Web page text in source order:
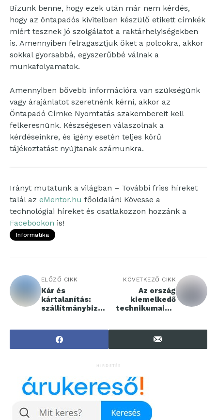
Bízunk benne, hogy ezek után már nem kérdés,
hogy az öntapadós kivitelben készülő etikett címkék
miért tesznek jó szolgálatot a raktárhelyiségekben
is. Amennyiben felragasztjuk őket a polcokra, akkor
sokkal gyorsabbá, egyszerűbbé válnak a
munkafolyamatok.
Amennyiben bővebb információra van szükségünk
vagy árajánlatot szeretnénk kérni, akkor az
Öntapadó Címke Nyomtatás szakembereit kell
felkeresnünk. Készségesen válaszolnak a
kérdéseinkre, és igény esetén teljes körű
tájékoztatást nyújtanak számunkra.
Irányt mutatunk a világban – További friss híreket
talál az eMentor.hu főoldalán! Kövesse a
technológiai híreket és csatlakozzon hozzánk a
Facebookon is!
Informatika
ELŐZŐ CIKK
Kár és
kártalanítás:
szállítmánybizto
KÖVETKEZŐ CIKK
Az ország
kiemelkedő
technikumaival
István Egyetem
HIRDETÉS